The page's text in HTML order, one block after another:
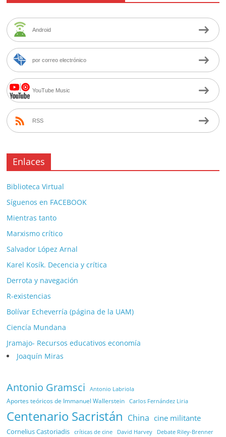
Android
por correo electrónico
YouTube Music
RSS
Enlaces
Biblioteca Virtual
Síguenos en FACEBOOK
Mientras tanto
Marxismo crítico
Salvador López Arnal
Karel Kosík. Decencia y crítica
Derrota y navegación
R-existencias
Bolívar Echeverría (página de la UAM)
Ciencía Mundana
Jramajo- Recursos educativos economía
Joaquín Miras
Antonio Gramsci Antonio Labriola
Aportes teóricos de Immanuel Wallerstein Carlos Fernández Liria
Centenario Sacristán China cine militante
Cornelius Castoriadis críticas de cine David Harvey Debate Riley-Brenner